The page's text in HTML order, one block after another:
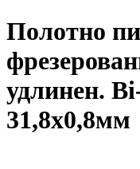
Полотно
удлинен.
31,8х0,8мм